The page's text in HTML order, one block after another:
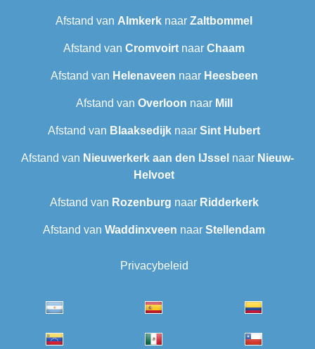
Afstand van Almkerk naar Zaltbommel
Afstand van Cromvoirt naar Chaam
Afstand van Helenaveen naar Heesbeen
Afstand van Overloon naar Mill
Afstand van Blaaksedijk naar Sint Hubert
Afstand van Nieuwerkerk aan den IJssel naar Nieuw-
Helvoet
Afstand van Rozenburg naar Ridderkerk
Afstand van Waddinxveen naar Stellendam
Privacybeleid